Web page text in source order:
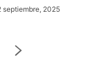
septiembre, 2025